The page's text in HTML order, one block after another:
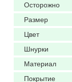
Осторожно
Размер
Цвет
Шнурки
Материал
Покрытие